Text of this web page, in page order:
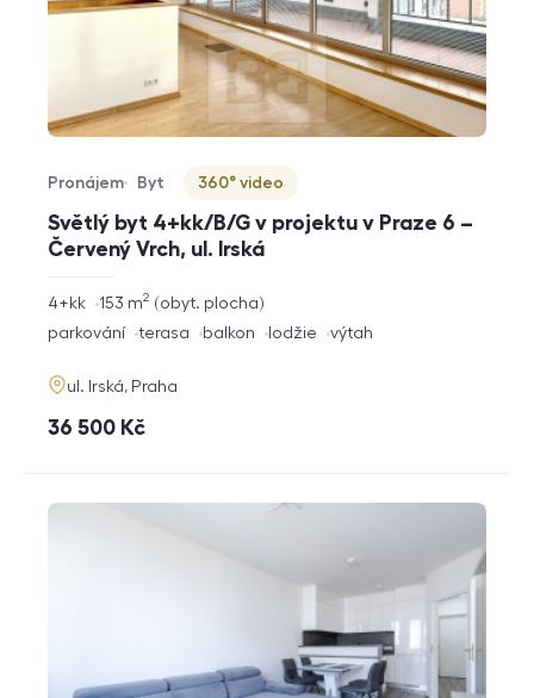
Světlý byt 4+kk/B/G v projektu v Praze 6 –
Červený Vrch, ul. Irská
Typ nabídky
Pronájem
Typ nemovitosti
Byt
Virtuální prohlídka
360° video
rozměry
dispozice
4+kk obyt. plocha
153 m2
funkce
parkování terasa balkon lodžie výtah
adresa
ul. Irská, Praha
cena
36 500 Kč